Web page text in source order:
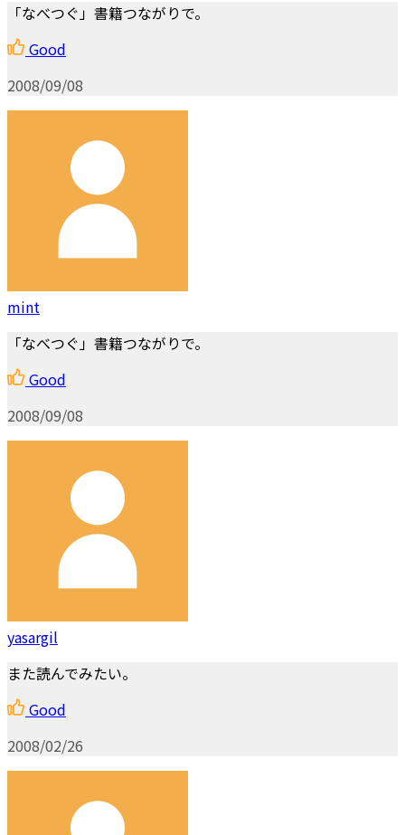
「なべつぐ」書籍つながりで。
Good
2008/09/08
mint
「なべつぐ」書籍つながりで。
Good
2008/09/08
yasargil
また読んでみたい。
Good
2008/02/26